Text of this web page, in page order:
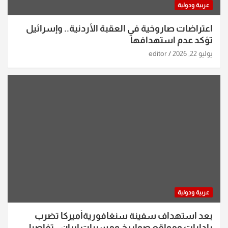
عربية ودولية
اعتراضات صاروخية في العقبة الأردنية.. وإسرائيل
تؤكد عدم استهدافها
يوليو 22, 2026 editor
عربية ودولية
بعد استهداف سفينة سنغافوريةأميركا تضرب